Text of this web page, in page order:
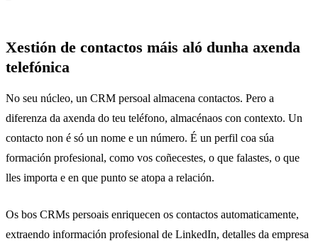
Xestión de contactos máis aló dunha axenda
telefónica
No seu núcleo, un CRM persoal almacena contactos. Pero a
diferenza da axenda do teu teléfono, almacénaos con contexto. Un
contacto non é só un nome e un número. É un perfil coa súa
formación profesional, como vos coñecestes, o que falastes, o que
lles importa e en que punto se atopa a relación.
Os bos CRMs persoais enriquecen os contactos automaticamente,
extraendo información profesional de LinkedIn, detalles da empresa